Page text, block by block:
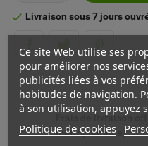
 Livraison sous 7 jours
Frais de livraison
métropolitaine)
Ce site Web utilise ses
pour améliorer nos
publicités liées à vos
habitudes de navigation.
à son utilisation, appuyez
Politique de cookies